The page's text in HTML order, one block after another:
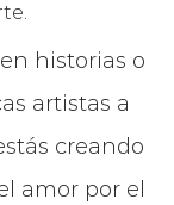
historias o
artistas a
creando
amor por el